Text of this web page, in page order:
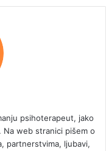
psihoterapeut, jako
Na web stranici pišem o
partnerstvima, ljubavi,